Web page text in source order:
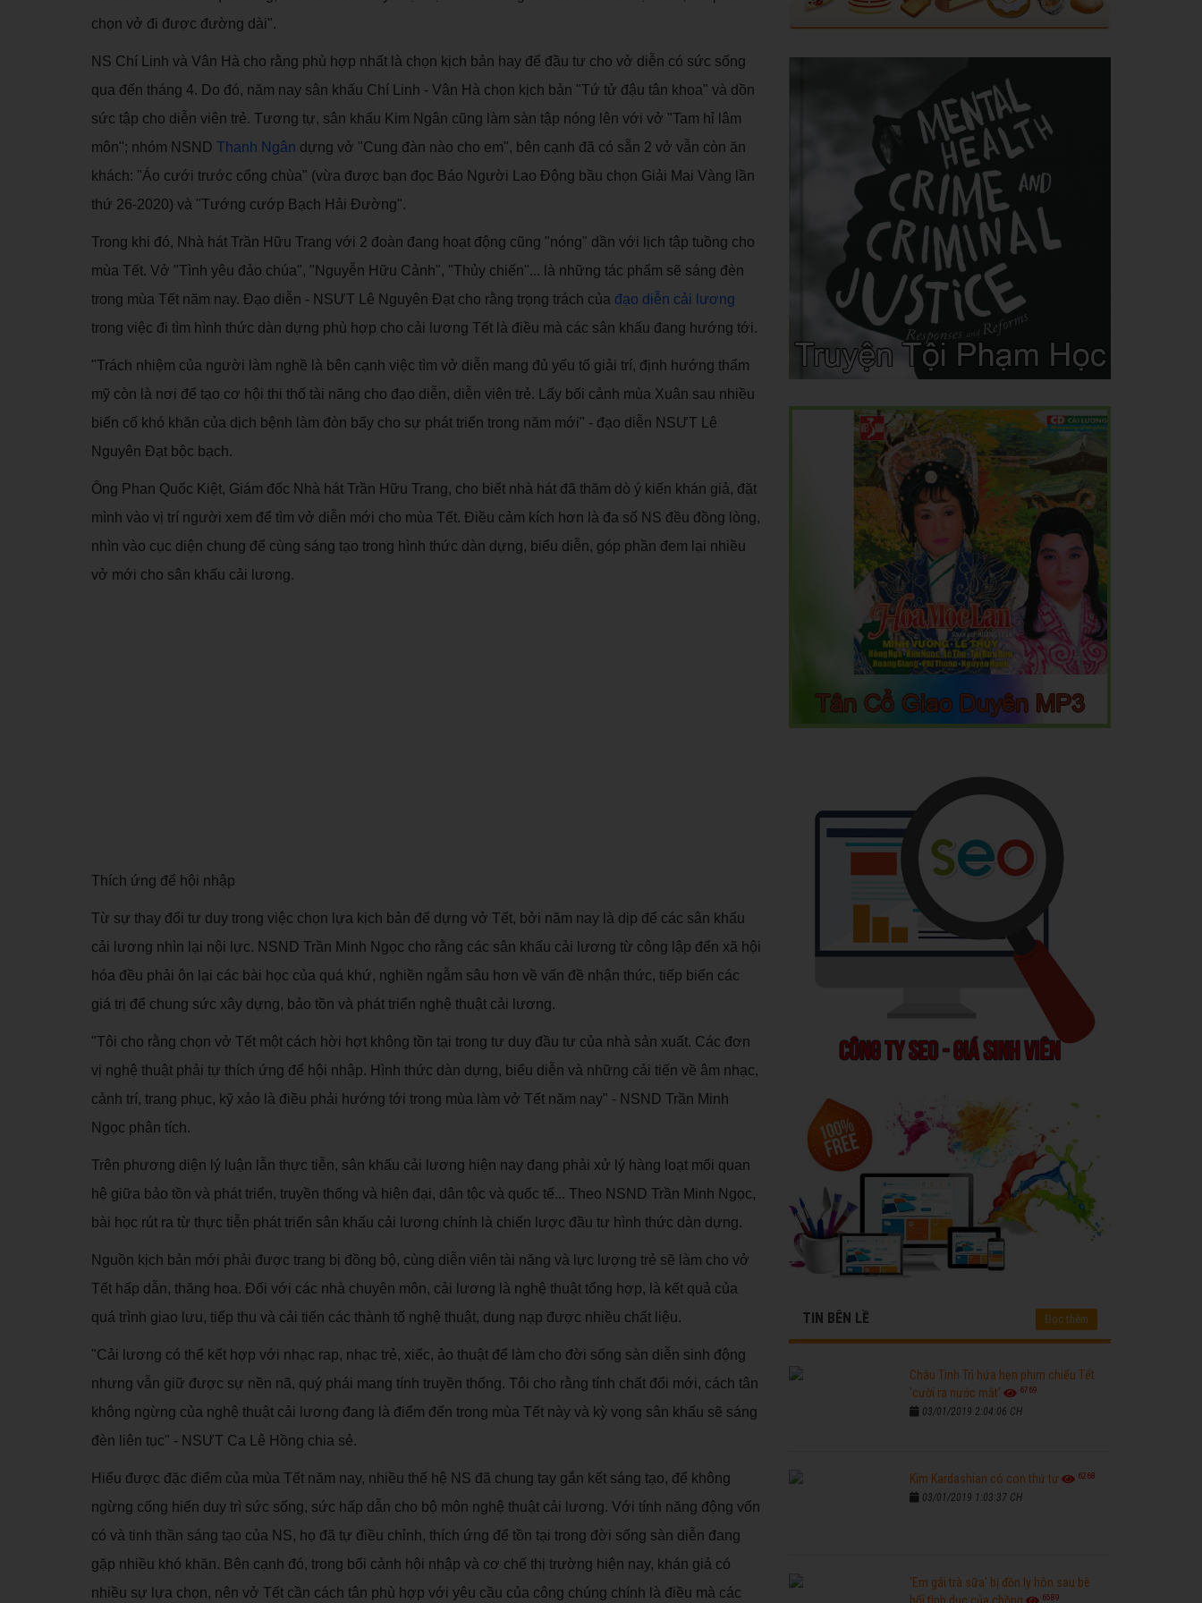
chọn vở đi được đường dài".
NS Chí Linh và Vân Hà cho rằng phù hợp nhất là chọn kịch bản hay để đầu tư cho vở diễn có sức sống
qua đến tháng 4. Do đó, năm nay sân khấu Chí Linh - Vân Hà chọn kịch bản "Tứ tử đậu tân khoa" và dồn
sức tập cho diễn viên trẻ. Tương tự, sân khấu Kim Ngân cũng làm sàn tập nóng lên với vở "Tam hỉ lâm
môn"; nhóm NSND Thanh Ngân dựng vở "Cung đàn nào cho em", bên cạnh đã có sẵn 2 vở vẫn còn ăn
khách: "Áo cưới trước cổng chùa" (vừa được bạn đọc Báo Người Lao Động bầu chọn Giải Mai Vàng lần
thứ 26-2020) và "Tướng cướp Bạch Hải Đường".
Trong khi đó, Nhà hát Trần Hữu Trang với 2 đoàn đang hoạt động cũng "nóng" dần với lịch tập tuồng cho
mùa Tết. Vở "Tình yêu đảo chúa", "Nguyễn Hữu Cảnh", "Thủy chiến"... là những tác phẩm sẽ sáng đèn
trong mùa Tết năm nay. Đạo diễn - NSƯT Lê Nguyên Đạt cho rằng trọng trách của đạo diễn cải lương
trong việc đi tìm hình thức dàn dựng phù hợp cho cải lương Tết là điều mà các sân khấu đang hướng tới.
"Trách nhiệm của người làm nghề là bên cạnh việc tìm vở diễn mang đủ yếu tố giải trí, định hướng thẩm
mỹ còn là nơi để tạo cơ hội thi thố tài năng cho đạo diễn, diễn viên trẻ. Lấy bối cảnh mùa Xuân sau nhiều
biến cố khó khăn của dịch bệnh làm đòn bẩy cho sự phát triển trong năm mới" - đạo diễn NSƯT Lê
Nguyên Đạt bộc bạch.
Ông Phan Quốc Kiệt, Giám đốc Nhà hát Trần Hữu Trang, cho biết nhà hát đã thăm dò ý kiến khán giả, đặt
mình vào vị trí người xem để tìm vở diễn mới cho mùa Tết. Điều cảm kích hơn là đa số NS đều đồng lòng,
nhìn vào cục diện chung để cùng sáng tạo trong hình thức dàn dựng, biểu diễn, góp phần đem lại nhiều
vở mới cho sân khấu cải lương.
Thích ứng để hội nhập
Từ sự thay đổi tư duy trong việc chọn lựa kịch bản để dựng vở Tết, bởi năm nay là dịp để các sân khấu
cải lương nhìn lại nội lực. NSND Trần Minh Ngọc cho rằng các sân khấu cải lương từ công lập đến xã hội
hóa đều phải ôn lại các bài học của quá khứ, nghiền ngẫm sâu hơn về vấn đề nhận thức, tiếp biến các
giá trị để chung sức xây dựng, bảo tồn và phát triển nghệ thuật cải lương.
"Tôi cho rằng chọn vở Tết một cách hời hợt không tồn tại trong tư duy đầu tư của nhà sản xuất. Các đơn
vị nghệ thuật phải tự thích ứng để hội nhập. Hình thức dàn dựng, biểu diễn và những cải tiến về âm nhạc,
cảnh trí, trang phục, kỹ xảo là điều phải hướng tới trong mùa làm vở Tết năm nay" - NSND Trần Minh
Ngọc phân tích.
Trên phương diện lý luận lẫn thực tiễn, sân khấu cải lương hiện nay đang phải xử lý hàng loạt mối quan
hệ giữa bảo tồn và phát triển, truyền thống và hiện đại, dân tộc và quốc tế... Theo NSND Trần Minh Ngọc,
bài học rút ra từ thực tiễn phát triển sân khấu cải lương chính là chiến lược đầu tư hình thức dàn dựng.
Nguồn kịch bản mới phải được trang bị đồng bộ, cùng diễn viên tài năng và lực lượng trẻ sẽ làm cho vở
Tết hấp dẫn, thăng hoa. Đối với các nhà chuyên môn, cải lương là nghệ thuật tổng hợp, là kết quả của
quá trình giao lưu, tiếp thu và cải tiến các thành tố nghệ thuật, dung nạp được nhiều chất liệu.
"Cải lương có thể kết hợp với nhạc rap, nhạc trẻ, xiếc, ảo thuật để làm cho đời sống sàn diễn sinh động
nhưng vẫn giữ được sự nền nã, quý phái mang tính truyền thống. Tôi cho rằng tính chất đổi mới, cách tân
không ngừng của nghệ thuật cải lương đang là điểm đến trong mùa Tết này và kỳ vọng sân khấu sẽ sáng
đèn liên tục" - NSƯT Ca Lê Hồng chia sẻ.
Hiểu được đặc điểm của mùa Tết năm nay, nhiều thế hệ NS đã chung tay gắn kết sáng tạo, để không
ngừng cống hiến duy trì sức sống, sức hấp dẫn cho bộ môn nghệ thuật cải lương. Với tính năng động vốn
có và tinh thần sáng tạo của NS, họ đã tự điều chỉnh, thích ứng để tồn tại trong đời sống sàn diễn đang
gặp nhiều khó khăn. Bên cạnh đó, trong bối cảnh hội nhập và cơ chế thị trường hiện nay, khán giả có
nhiều sự lựa chọn, nên vở Tết cần cách tân phù hợp với yêu cầu của công chúng chính là điều mà các
TIN BÊN LỀ Đọc thêm
Châu Tinh Trì hứa hẹn phim chiếu Tết
'cười ra nước mắt'
6769
03/01/2019 2:04:06 CH
Kim Kardashian có con thứ tư 6268
03/01/2019 1:03:37 CH
'Em gái trà sữa' bị đồn ly hôn sau bê
6589